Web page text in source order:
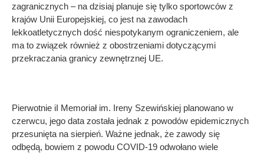
zagranicznych – na dzisiaj planuje się tylko sportowców z
krajów Unii Europejskiej, co jest na zawodach
lekkoatletycznych dość niespotykanym ograniczeniem, ale
ma to związek również z obostrzeniami dotyczącymi
przekraczania granicy zewnętrznej UE.
Pierwotnie iI Memoriał im. Ireny Szewińskiej planowano w
czerwcu, jego data została jednak z powodów epidemicznych
przesunięta na sierpień. Ważne jednak, że zawody się
odbędą, bowiem z powodu COVID-19 odwołano wiele